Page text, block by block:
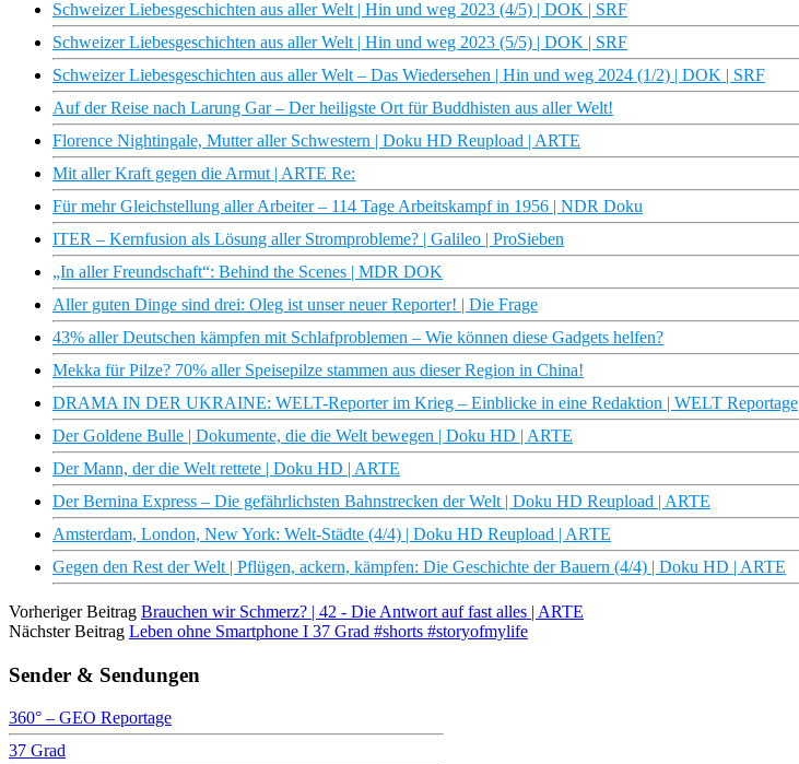
Schweizer Liebesgeschichten aus aller Welt | Hin und weg 2023 (4/5) | DOK | SRF
Schweizer Liebesgeschichten aus aller Welt | Hin und weg 2023 (5/5) | DOK | SRF
Schweizer Liebesgeschichten aus aller Welt – Das Wiedersehen | Hin und weg 2024 (1/2) | DOK | SRF
Auf der Reise nach Larung Gar – Der heiligste Ort für Buddhisten aus aller Welt!
Florence Nightingale, Mutter aller Schwestern | Doku HD Reupload | ARTE
Mit aller Kraft gegen die Armut | ARTE Re:
Für mehr Gleichstellung aller Arbeiter – 114 Tage Arbeitskampf in 1956 | NDR Doku
ITER – Kernfusion als Lösung aller Stromprobleme? | Galileo | ProSieben
„In aller Freundschaft“: Behind the Scenes | MDR DOK
Aller guten Dinge sind drei: Oleg ist unser neuer Reporter! | Die Frage
43% aller Deutschen kämpfen mit Schlafproblemen – Wie können diese Gadgets helfen?
Mekka für Pilze? 70% aller Speisepilze stammen aus dieser Region in China!
DRAMA IN DER UKRAINE: WELT-Reporter im Krieg – Einblicke in eine Redaktion | WELT Reportage
Der Goldene Bulle | Dokumente, die die Welt bewegen | Doku HD | ARTE
Der Mann, der die Welt rettete | Doku HD | ARTE
Der Bernina Express – Die gefährlichsten Bahnstrecken der Welt | Doku HD Reupload | ARTE
Amsterdam, London, New York: Welt-Städte (4/4) | Doku HD Reupload | ARTE
Gegen den Rest der Welt | Pflügen, ackern, kämpfen: Die Geschichte der Bauern (4/4) | Doku HD | ARTE
Vorheriger Beitrag Brauchen wir Schmerz? | 42 - Die Antwort auf fast alles | ARTE
Nächster Beitrag Leben ohne Smartphone I 37 Grad #shorts #storyofmylife
Sender & Sendungen
360° – GEO Reportage
37 Grad